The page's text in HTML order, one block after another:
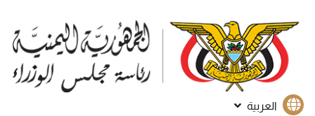
العربية